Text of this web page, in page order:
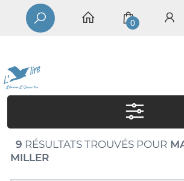
0
9 RÉSULTATS TROUVÉS POUR
MILLER